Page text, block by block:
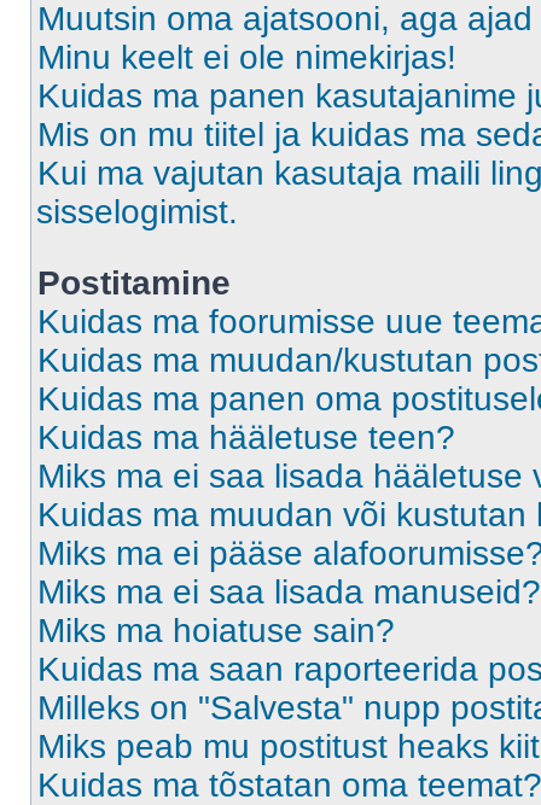
Muutsin oma ajatsooni, aga
Minu keelt ei ole nimekirjas!
Kuidas ma panen kasutajanime
Mis on mu tiitel ja kuidas ma
Kui ma vajutan kasutaja maili
sisselogimist.
Postitamine
Kuidas ma foorumisse uue
Kuidas ma muudan/kustutan
Kuidas ma panen oma
Kuidas ma hääletuse teen?
Miks ma ei saa lisada hääletuse
Kuidas ma muudan või kustutan
Miks ma ei pääse
Miks ma ei saa lisada manuseid?
Miks ma hoiatuse sain?
Kuidas ma saan raporteerida
Milleks on "Salvesta" nupp
Miks peab mu postitust heaks
Kuidas ma tõstatan oma teemat?